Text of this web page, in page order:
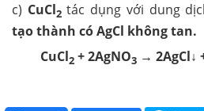
c) CuCl2 tác dụng với dung
tạo thành có AgCl không tan.
CuCl2 + 2AgNO3 → 2AgCl↓